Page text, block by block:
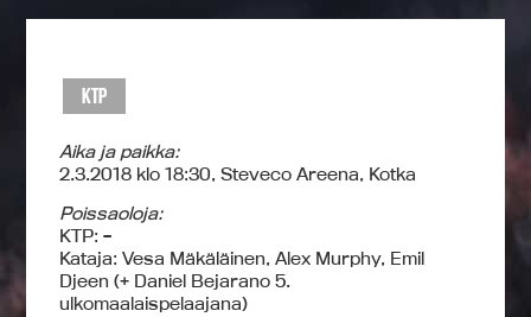
KTP
Aika ja paikka:
2.3.2018 klo 18:30, Steveco Areena, Kotka
Poissaoloja:
KTP: –
Kataja: Vesa Mäkäläinen, Alex Murphy, Emil
Djeen (+ Daniel Bejarano 5.
ulkomaalaispelaajana)